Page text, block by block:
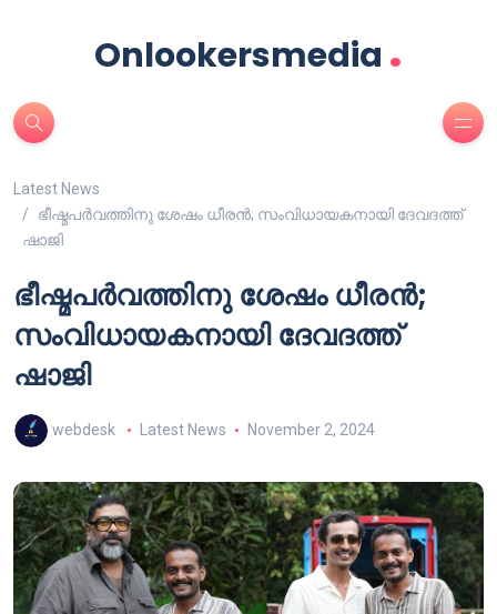
Onlookersmedia .
Latest News
ഭീഷ്മപർവത്തിനു ശേഷം ധീരൻ; സംവിധായകനായി ദേവദത്ത്
ഷാജി
ഭീഷ്മപർവത്തിനു ശേഷം ധീരൻ;
സംവിധായകനായി ദേവദത്ത്
ഷാജി
webdesk Latest News November 2, 2024